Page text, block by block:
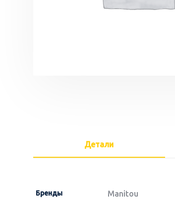
Детали
Бренды Manitou